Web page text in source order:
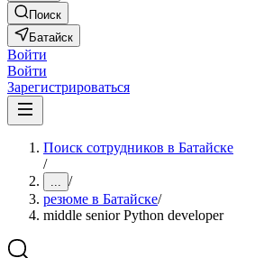
Поиск
Батайск
Войти
Войти
Зарегистрироваться
Поиск сотрудников в Батайске
/
... /
резюме в Батайске/
middle senior Python developer